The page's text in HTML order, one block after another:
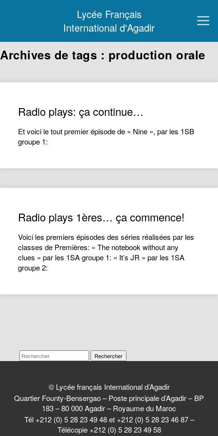
Lycée Français
International d'Agadir
Archives de tags : production orale
Radio plays: ça continue…
Et voici le tout premier épisode de « Nine », par les 1SB
groupe 1:
Radio plays 1ères… ça commence!
Voici les premiers épisodes des séries réalisées par les
classes de Premières: « The notebook without any
clues » par les 1SA groupe 1: « It’s JR » par les 1SA
groupe 2:
Rechercher
© Lycée français International d’Agadir
Quartier Founty-Bensergao – Poste principale d’Agadir – BP
183 – 80 000 Agadir – Royaume du Maroc
Tél +212 (0) 5 28 23 49 48 et +212 (0) 5 28 23 46 87 –
Télécopie +212 (0) 5 28 23 49 58